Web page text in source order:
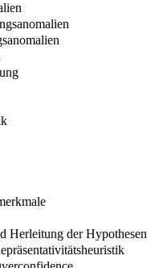
Herleitung der Hypothesen